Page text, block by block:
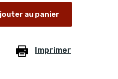
au panier
Imprimer